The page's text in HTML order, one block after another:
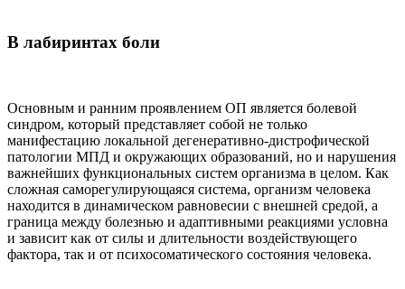
В лабиринтах боли
Основным и ранним проявлением ОП является болевой
синдром, который представляет собой не только
манифестацию локальной дегенеративно-дистрофической
патологии МПД и окружающих образований, но и нарушения
важнейших функциональных систем организма в целом. Как
сложная саморегулирующаяся система, организм человека
находится в динамическом равновесии с внешней средой, а
граница между болезнью и адаптивными реакциями условна
и зависит как от силы и длительности воздействующего
фактора, так и от психосоматического состояния человека.